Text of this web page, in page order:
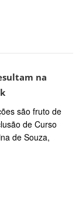
na
são fruto de
de Curso
de Souza,